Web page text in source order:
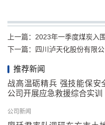
上一篇： 2023年一季度煤炭入
下一篇：
四川泸天化股份有限
推荐新闻
战高温砺精兵 强技能保安
公司开展应急救援综合实训
公司新闻